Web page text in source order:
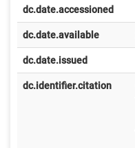
dc.date.accessioned
dc.date.available
dc.date.issued
dc.identifier.citation